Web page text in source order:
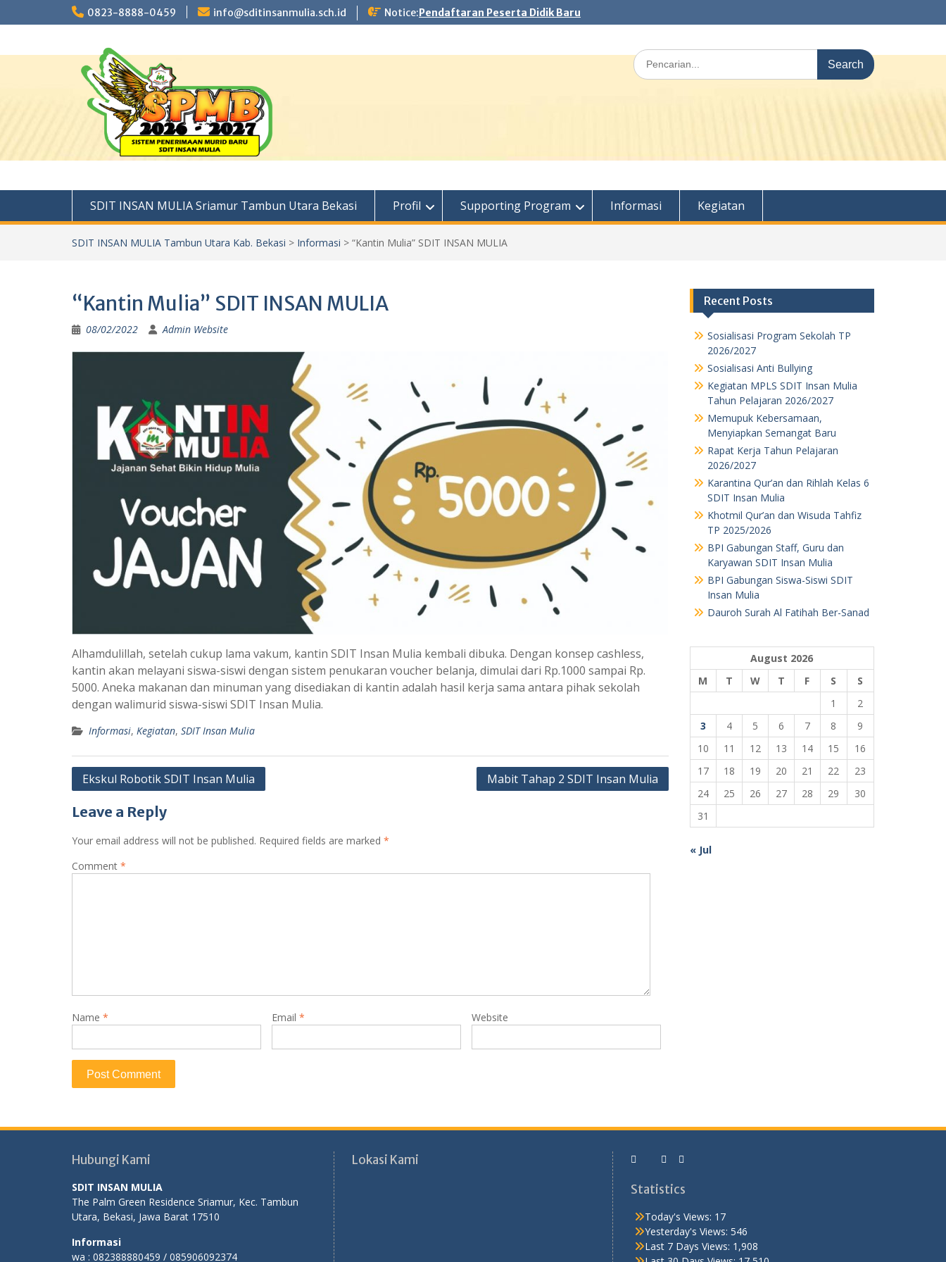
to
0823-8888-0459 info@sditinsanmulia.sch.id Notice:Pendaftaran Peserta Didik Baru
Search
for:
SDIT INSAN MULIA Sriamur Tambun Utara Bekasi Profil Supporting Program Informasi Kegiatan
SDIT INSAN MULIA Tambun Utara Kab. Bekasi > Informasi > “Kantin Mulia” SDIT INSAN MULIA
“Kantin Mulia” SDIT INSAN MULIA
08/02/2022 Admin Website
Alhamdulillah, setelah cukup lama vakum, kantin SDIT Insan Mulia kembali dibuka. Dengan konsep cashless,
kantin akan melayani siswa-siswi dengan sistem penukaran voucher belanja, dimulai dari Rp.1000 sampai Rp.
5000. Aneka makanan dan minuman yang disediakan di kantin adalah hasil kerja sama antara pihak sekolah
dengan walimurid siswa-siswi SDIT Insan Mulia.
Informasi, Kegiatan, SDIT Insan Mulia
Post
Ekskul Robotik SDIT Insan Mulia Mabit Tahap 2 SDIT Insan Mulia
Leave a Reply
Your email address will not be published. Required fields are marked *
Comment *
Name * Email * Website
Recent Posts
Sosialisasi Program Sekolah TP
2026/2027
Sosialisasi Anti Bullying
Kegiatan MPLS SDIT Insan Mulia
Tahun Pelajaran 2026/2027
Memupuk Kebersamaan,
Menyiapkan Semangat Baru
Rapat Kerja Tahun Pelajaran
2026/2027
Karantina Qur’an dan Rihlah Kelas 6
SDIT Insan Mulia
Khotmil Qur’an dan Wisuda Tahfiz
TP 2025/2026
BPI Gabungan Staff, Guru dan
Karyawan SDIT Insan Mulia
BPI Gabungan Siswa-Siswi SDIT
Insan Mulia
Dauroh Surah Al Fatihah Ber-Sanad
August 2026
M
T W T F S
S
1
2
3
4 5 6 7 8
9
10
11 12 13 14 15
16
17
18 19 20 21 22
23
24
25 26 27 28 29
30
31
« Jul
Hubungi Kami
SDIT INSAN MULIA
The Palm Green Residence Sriamur, Kec. Tambun
Utara, Bekasi, Jawa Barat 17510
Informasi
wa : 082388880459 / 085906092374
Lokasi Kami
Statistics
Today's Views: 17
Yesterday's Views:546
Last 7 Days Views: 1,908